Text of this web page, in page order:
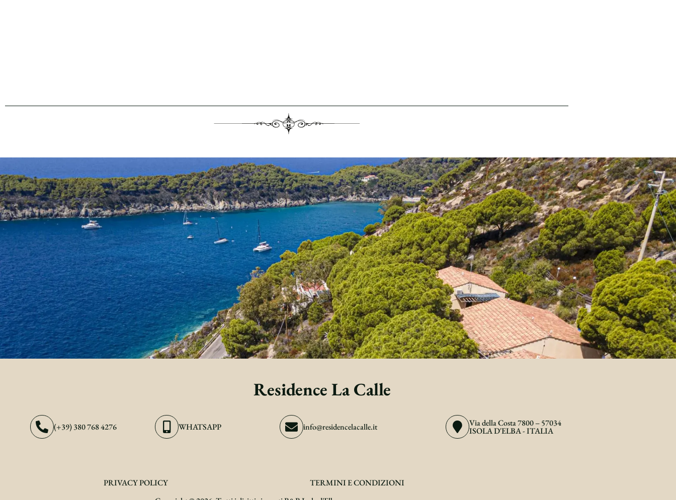
Residence La Calle
(+39) 380 768 4276 WHATSAPP info@residencelacalle.it Via della Costa 7800 – 57034
ISOLA D'ELBA - ITALIA
PRIVACY POLICY
TERMINI E CONDIZIONI